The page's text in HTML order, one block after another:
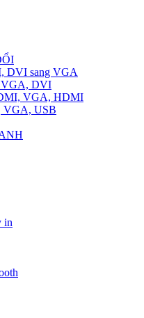
DVI sang VGA
DVI
VGA, HDMI
VGA, USB
in